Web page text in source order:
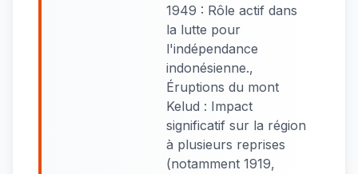
1949 : Rôle actif dans
la lutte pour
l'indépendance
indonésienne.,
Éruptions du mont
Kelud : Impact
significatif sur la région
à plusieurs reprises
(notamment 1919,